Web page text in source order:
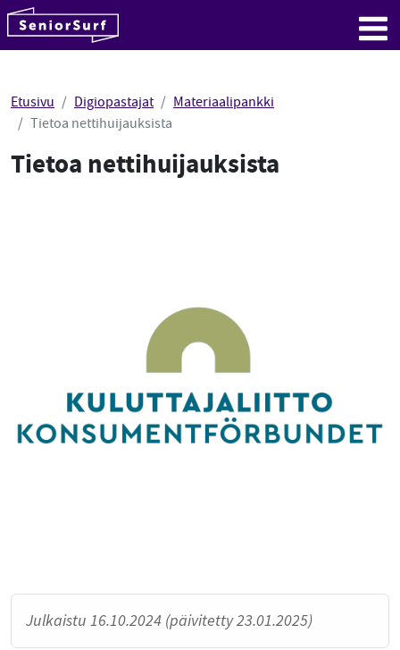
Hyppää sisältöön
Etusivu Digiopastajat
Materiaalipankki
Tietoa nettihuijauksista
Tietoa nettihuijauksista
Julkaistu 16.10.2024 (päivitetty 23.01.2025)